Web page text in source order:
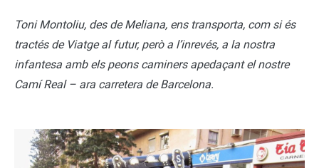
Toni Montoliu, des de Meliana, ens transporta, com si és
tractés de Viatge al futur, però a l’inrevés, a la nostra
infantesa amb els peons caminers apedaçant el nostre
Camí Real – ara carretera de Barcelona.